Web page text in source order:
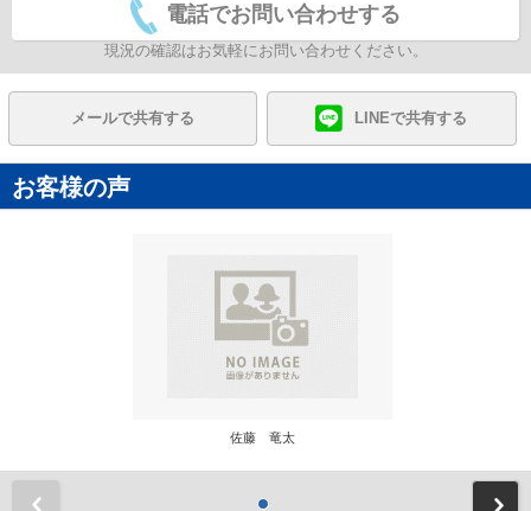
電話でお問い合わせする
現況の確認はお気軽にお問い合わせください。
メールで共有する LINEで共有する
お客様の声
佐藤 竜太